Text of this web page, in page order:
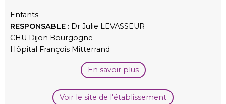
Enfants
RESPONSABLE : Dr Julie LEVASSEUR
CHU Dijon Bourgogne
Hôpital François Mitterrand
En savoir plus
Voir le site de l'établissement